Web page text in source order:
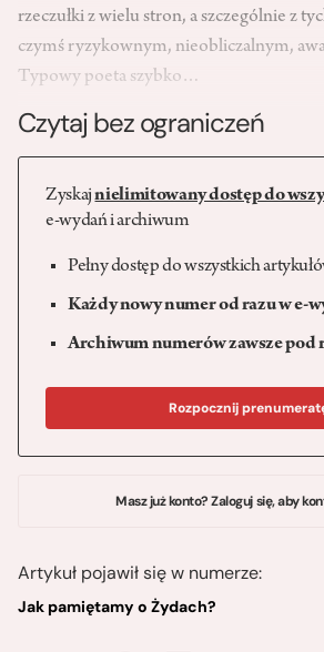
rzeczułki z wielu stron, a szczególnie z
czymś ryzykownym, nieobliczalnym,
Typowy poeta szybko…
Czytaj bez ograniczeń
Zyskajnielimitowany dostęp do
e-wydań i archiwum
Pełny dostęp do wszystkich
Każdy nowy numer od razu w e-
Archiwum numerów zawsze pod
Rozpocznij
Masz już konto? Zaloguj się, aby
Artykuł pojawił się w numerze:
Jak pamiętamy o Żydach?